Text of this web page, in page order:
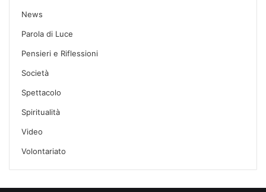
News
Parola di Luce
Pensieri e Riflessioni
Società
Spettacolo
Spiritualità
Video
Volontariato